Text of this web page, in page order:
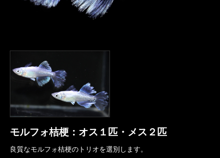
モルフォ桔梗：オス１匹・メス２匹
良質なモルフォ桔梗のトリオを選別します。